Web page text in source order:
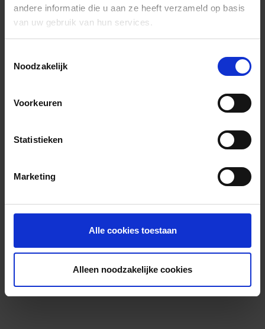
andere informatie die u aan ze heeft verzameld op basis
van uw gebruik van hun services.
Noodzakelijk
Voorkeuren
Statistieken
Marketing
Alle cookies toestaan
Alleen noodzakelijke cookies